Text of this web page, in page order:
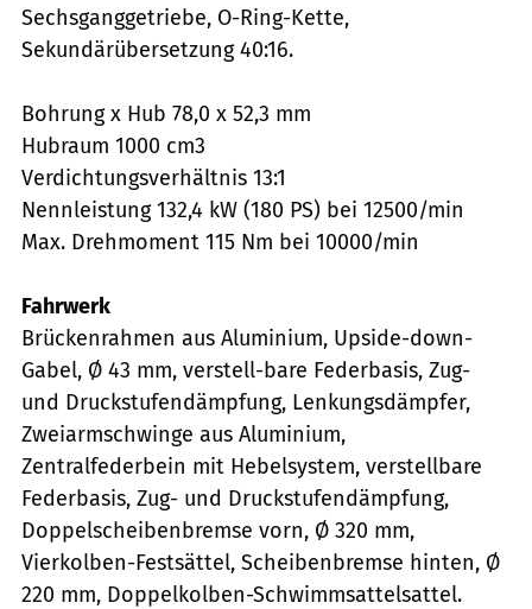
Sechsganggetriebe, O-Ring-Kette,
Sekundärübersetzung 40:16.
Bohrung x Hub 78,0 x 52,3 mm
Hubraum 1000 cm3
Verdichtungsverhältnis 13:1
Nennleistung 132,4 kW (180 PS) bei 12500/min
Max. Drehmoment 115 Nm bei 10000/min
Fahrwerk
Brückenrahmen aus Aluminium, Upside-down-
Gabel, Ø 43 mm, verstell-bare Federbasis, Zug-
und Druckstufendämpfung, Lenkungsdämpfer,
Zweiarmschwinge aus Aluminium,
Zentralfederbein mit Hebelsystem, verstellbare
Federbasis, Zug- und Druckstufendämpfung,
Doppelscheibenbremse vorn, Ø 320 mm,
Vierkolben-Festsättel, Scheibenbremse hinten, Ø
220 mm, Doppelkolben-Schwimmsattelsattel.